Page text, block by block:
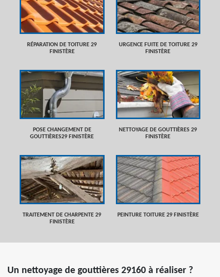
RÉPARATION DE TOITURE 29
FINISTÈRE
URGENCE FUITE DE TOITURE 29
FINISTÈRE
POSE CHANGEMENT DE
GOUTTIÈRES29 FINISTÈRE
NETTOYAGE DE GOUTTIÈRES 29
FINISTÈRE
TRAITEMENT DE CHARPENTE 29
FINISTÈRE
PEINTURE TOITURE 29 FINISTÈRE
Un nettoyage de gouttières 29160 à réaliser ?